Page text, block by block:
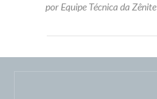
por Equipe Técnica da Zênite